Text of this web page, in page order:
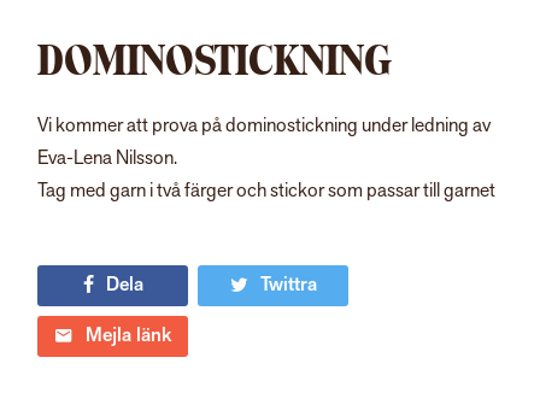
DOMINOSTICKNING
Vi kommer att prova på dominostickning under ledning av
Eva-Lena Nilsson.
Tag med garn i två färger och stickor som passar till garnet
Dela
Twittra
Mejla länk